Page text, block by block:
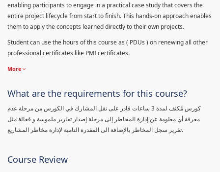
enabling participants to engage in a practical case study that covers the
entire project lifecycle from start to finish. This hands-on approach enables
them to apply the concepts learned directly to their own projects.
Student can use the hours of this course as ( PDUs ) on renewing all other
professional certificates like PMI certificates.
More
What are the requirements for this course?
كورس مٌكثف لمدة 3 ساعات قادر على نقل المشارك في الكورس من مرحلة عدم
معرفة أي معلومة عن إدارة المخاطر إلى مرحلة إصدار تقارير ملموسة و فعالة مثل
تقرير سجل المخاطر بالإضافة الى المقدرة التامية لإدارة مخاطر المشاريع.
Course Review